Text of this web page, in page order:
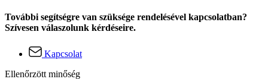
További segítségre van szüksége rendelésével kapcsolatban?
Szívesen válaszolunk kérdéseire.
Kapcsolat
Ellenőrzött minőség